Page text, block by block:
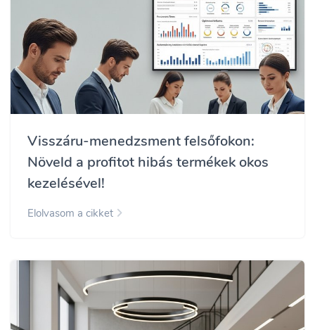
Visszáru-menedzsment felsőfokon:
Növeld a profitot hibás termékek okos
kezelésével!
Elolvasom a cikket